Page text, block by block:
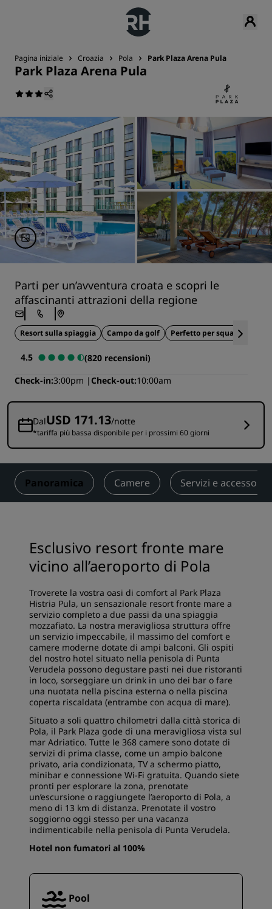
Pagina iniziale Croazia Pola Park Plaza Arena Pula
Park Plaza Arena Pula
Parti per un’avventura croata e scopri le
affascinanti attrazioni della regione
Resort sulla spiaggia Campo da golf Perfetto per squadre
4.5
(820 recensioni)
Check-in 3:00pm Check-out 10:00am
DalUSD 171.13/notte
*tariffa più bassa disponibile per i prossimi 60 giorni
Panoramica Camere Servizi e accessori
Esclusivo resort fronte mare
vicino all’aeroporto di Pola
Troverete la vostra oasi di comfort al Park Plaza
Histria Pula, un sensazionale resort fronte mare a
servizio completo a due passi da una spiaggia
mozzafiato. La nostra meravigliosa struttura offre
un servizio impeccabile, il massimo del comfort e
camere moderne dotate di ampi balconi. Gli ospiti
del nostro hotel situato nella penisola di Punta
Verudela possono degustare pasti nei due ristoranti
in loco, sorseggiare un drink in uno dei bar o fare
una nuotata nella piscina esterna o nella piscina
coperta riscaldata (entrambe con acqua di mare).
Situato a soli quattro chilometri dalla città storica di
Pola, il Park Plaza gode di una meravigliosa vista sul
mar Adriatico. Tutte le 368 camere sono dotate di
servizi di prima classe, come un ampio balcone
privato, aria condizionata, TV a schermo piatto,
minibar e connessione Wi-Fi gratuita. Quando siete
pronti per esplorare la zona, prenotate
un’escursione o raggiungete l’aeroporto di Pola, a
meno di 13 km di distanza. Prenotate il vostro
soggiorno oggi stesso per una vacanza
indimenticabile nella penisola di Punta Verudela.
Hotel non fumatori al 100%
Pool